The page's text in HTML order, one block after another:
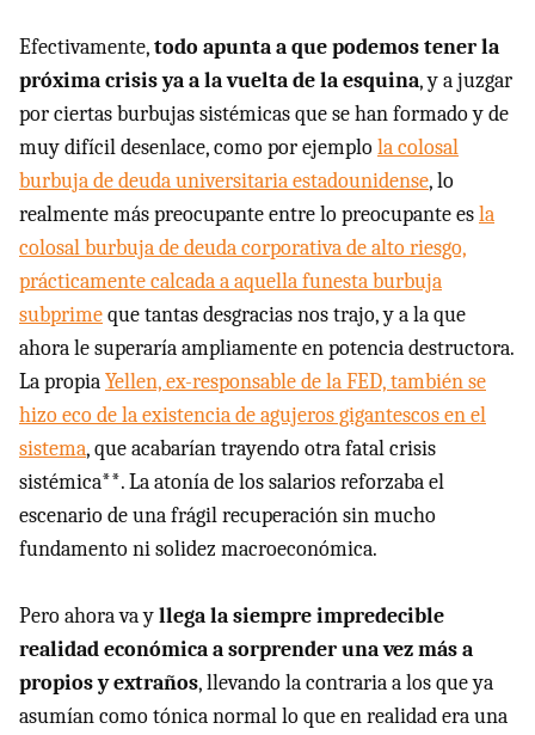
Efectivamente,todo apunta a que podemos tener la
próxima crisis ya a la vuelta de la esquina, y a juzgar
por ciertas burbujas sistémicas que se han formado y de
muy difícil desenlace, como por ejemplola colosal
burbuja de deuda universitaria estadounidense, lo
realmente más preocupante entre lo preocupante esla
colosal burbuja de deuda corporativa de alto riesgo,
prácticamente calcada a aquella funesta burbuja
subprimeque tantas desgracias nos trajo, y a la que
ahora le superaría ampliamente en potencia destructora.
La propiaYellen, ex-responsable de la FED, también se
hizo eco de la existencia de agujeros gigantescos en el
sistema, que acabarían trayendo otra fatal crisis
sistémica**. La atonía de los salarios reforzaba el
escenario de una frágil recuperación sin mucho
fundamento ni solidez macroeconómica.
Pero ahora va yllega la siempre impredecible
realidad económica a sorprender una vez más a
propios y extraños, llevando la contraria a los que ya
asumían como tónica normal lo que en realidad era una